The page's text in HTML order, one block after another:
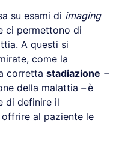
su esami di imaging
ci permettono di
A questi si
come la
corretta stadiazione –
della malattia –è
di definire il
offrire al paziente le